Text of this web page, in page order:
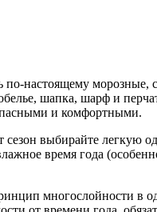
настоящему морозные,
шапка, шарф и
и комфортными.
сезон выбирайте легкую
время года
многослойности в